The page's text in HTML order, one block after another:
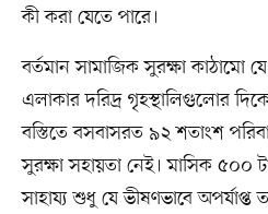
কী করা যেতে পারে।
বর্তমান সামাজিক সুরক্ষা কাঠামো
এলাকার দরিদ্র গৃহস্থালিগুলোর
বস্তিতে বসবাসরত ৯২ শতাংশ
সুরক্ষা সহায়তা নেই। মাসিক ৫০০
সাহায্য শুধু যে ভীষণভাবে অপর্যাপ্ত